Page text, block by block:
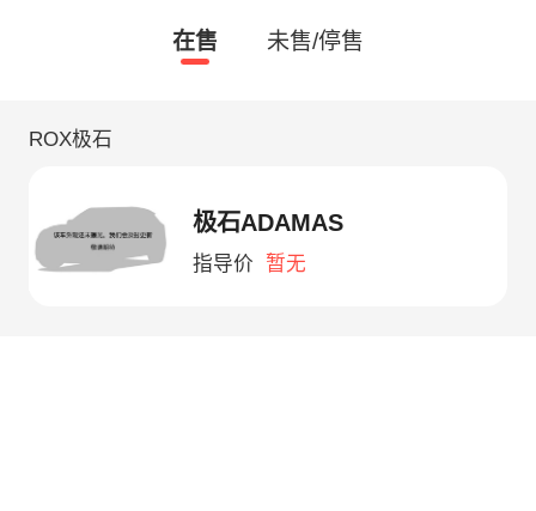
在售 未售/停售
ROX极石
极石ADAMAS
指导价 暂无